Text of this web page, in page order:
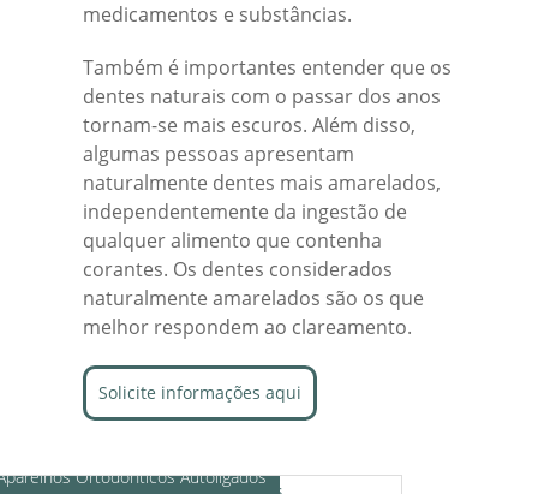
medicamentos e substâncias.
Também é importantes entender que os
dentes naturais com o passar dos anos
tornam-se mais escuros. Além disso,
algumas pessoas apresentam
naturalmente dentes mais amarelados,
independentemente da ingestão de
qualquer alimento que contenha
corantes. Os dentes considerados
naturalmente amarelados são os que
melhor respondem ao clareamento.
Solicite informações aqui
Ortodônticos Autoligados